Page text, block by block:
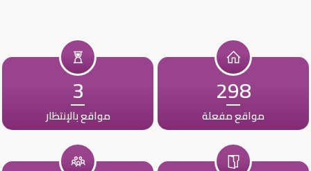
298
مواقع مفعلة
3
مواقع بالإنتظار